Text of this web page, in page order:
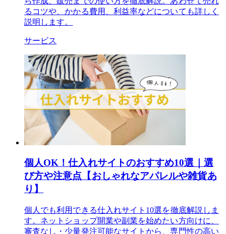
るコツや、かかる費用、利益率などについても詳しく
説明します。
サービス
個人OK！仕入れサイトのおすすめ10選｜選
び方や注意点【おしゃれなアパレルや雑貨あ
り】
個人でも利用できる仕入れサイト10選を徹底解説しま
す。ネットショップ開業や副業を始めたい方向けに、
審査なし・少量発注可能なサイトから、専門性の高い